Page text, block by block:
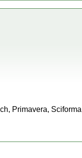
Primavera, Sciforma